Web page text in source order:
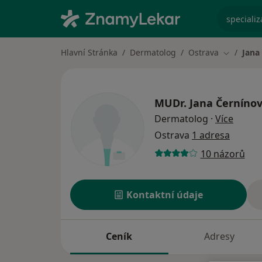
Hlavní Stránka Dermatolog Ostrava Změna
MUDr. Jana
Dermatolog · Více
Ostrava 1 adresa
10 názorů
Kontaktní údaje
Ceník Adresy